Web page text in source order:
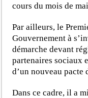
cours du mois de
Par ailleurs, le
Gouvernement à
démarche devant
partenaires sociaux
d’un nouveau pacte
Dans ce cadre, il a